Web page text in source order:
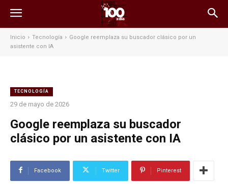
Inicio Tecnología
Google reemplaza su buscador clásico por un
asistente con IA
TECNOLOGÍA
29 de mayo de 2026
Google reemplaza su buscador
clásico por un asistente con IA
Facebook Twitter Pinterest